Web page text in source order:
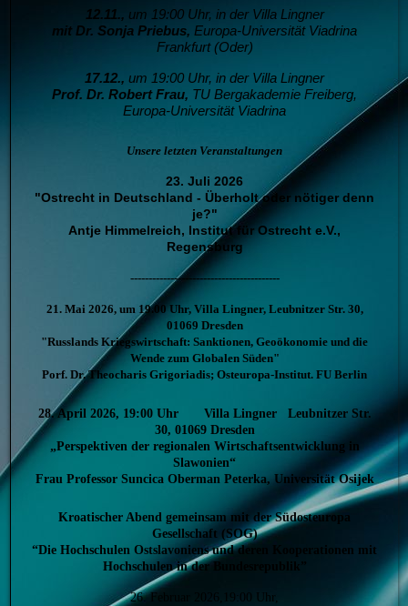
12.11., um 19:00 Uhr, in der Villa Lingner
mit Dr. Sonja Priebus, Europa-Universität Viadrina
Frankfurt (Oder)
17.12., um 19:00 Uhr, in der Villa Lingner
Prof. Dr. Robert Frau, TU Bergakademie Freiberg,
Europa-Universität Viadrina
Unsere letzten Veranstaltungen
23. Juli 2026
"Ostrecht in Deutschland - Überholt oder nötiger denn
je?"
Antje Himmelreich, Institut für Ostrecht e.V.,
Regensburg
-----------------------------------------
21. Mai 2026, um 19.00 Uhr, Villa Lingner, Leubnitzer Str. 30,
01069 Dresden
"Russlands Kriegswirtschaft: Sanktionen, Geoökonomie und die
Wende zum Globalen Süden"
Porf. Dr. Theocharis Grigoriadis; Osteuropa-Institut. FU Berlin
28. April 2026, 19:00 Uhr Villa Lingner Leubnitzer Str.
30, 01069 Dresden
„Perspektiven der regionalen Wirtschaftsentwicklung in
Slawonien“
Frau Professor Suncica Oberman Peterka, Universität Osijek
Kroatischer Abend gemeinsam mit der Südosteuropa
Gesellschaft (SOG)
“Die Hochschulen Ostslavoniens und deren Kooperationen mit
Hochschulen in der Bundesrepublik”
26. Februar 2026,19:00 Uhr,